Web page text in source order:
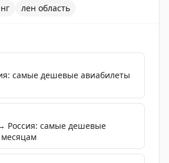
лен область
самые дешевые авиабилеты
Россия: самые дешевые